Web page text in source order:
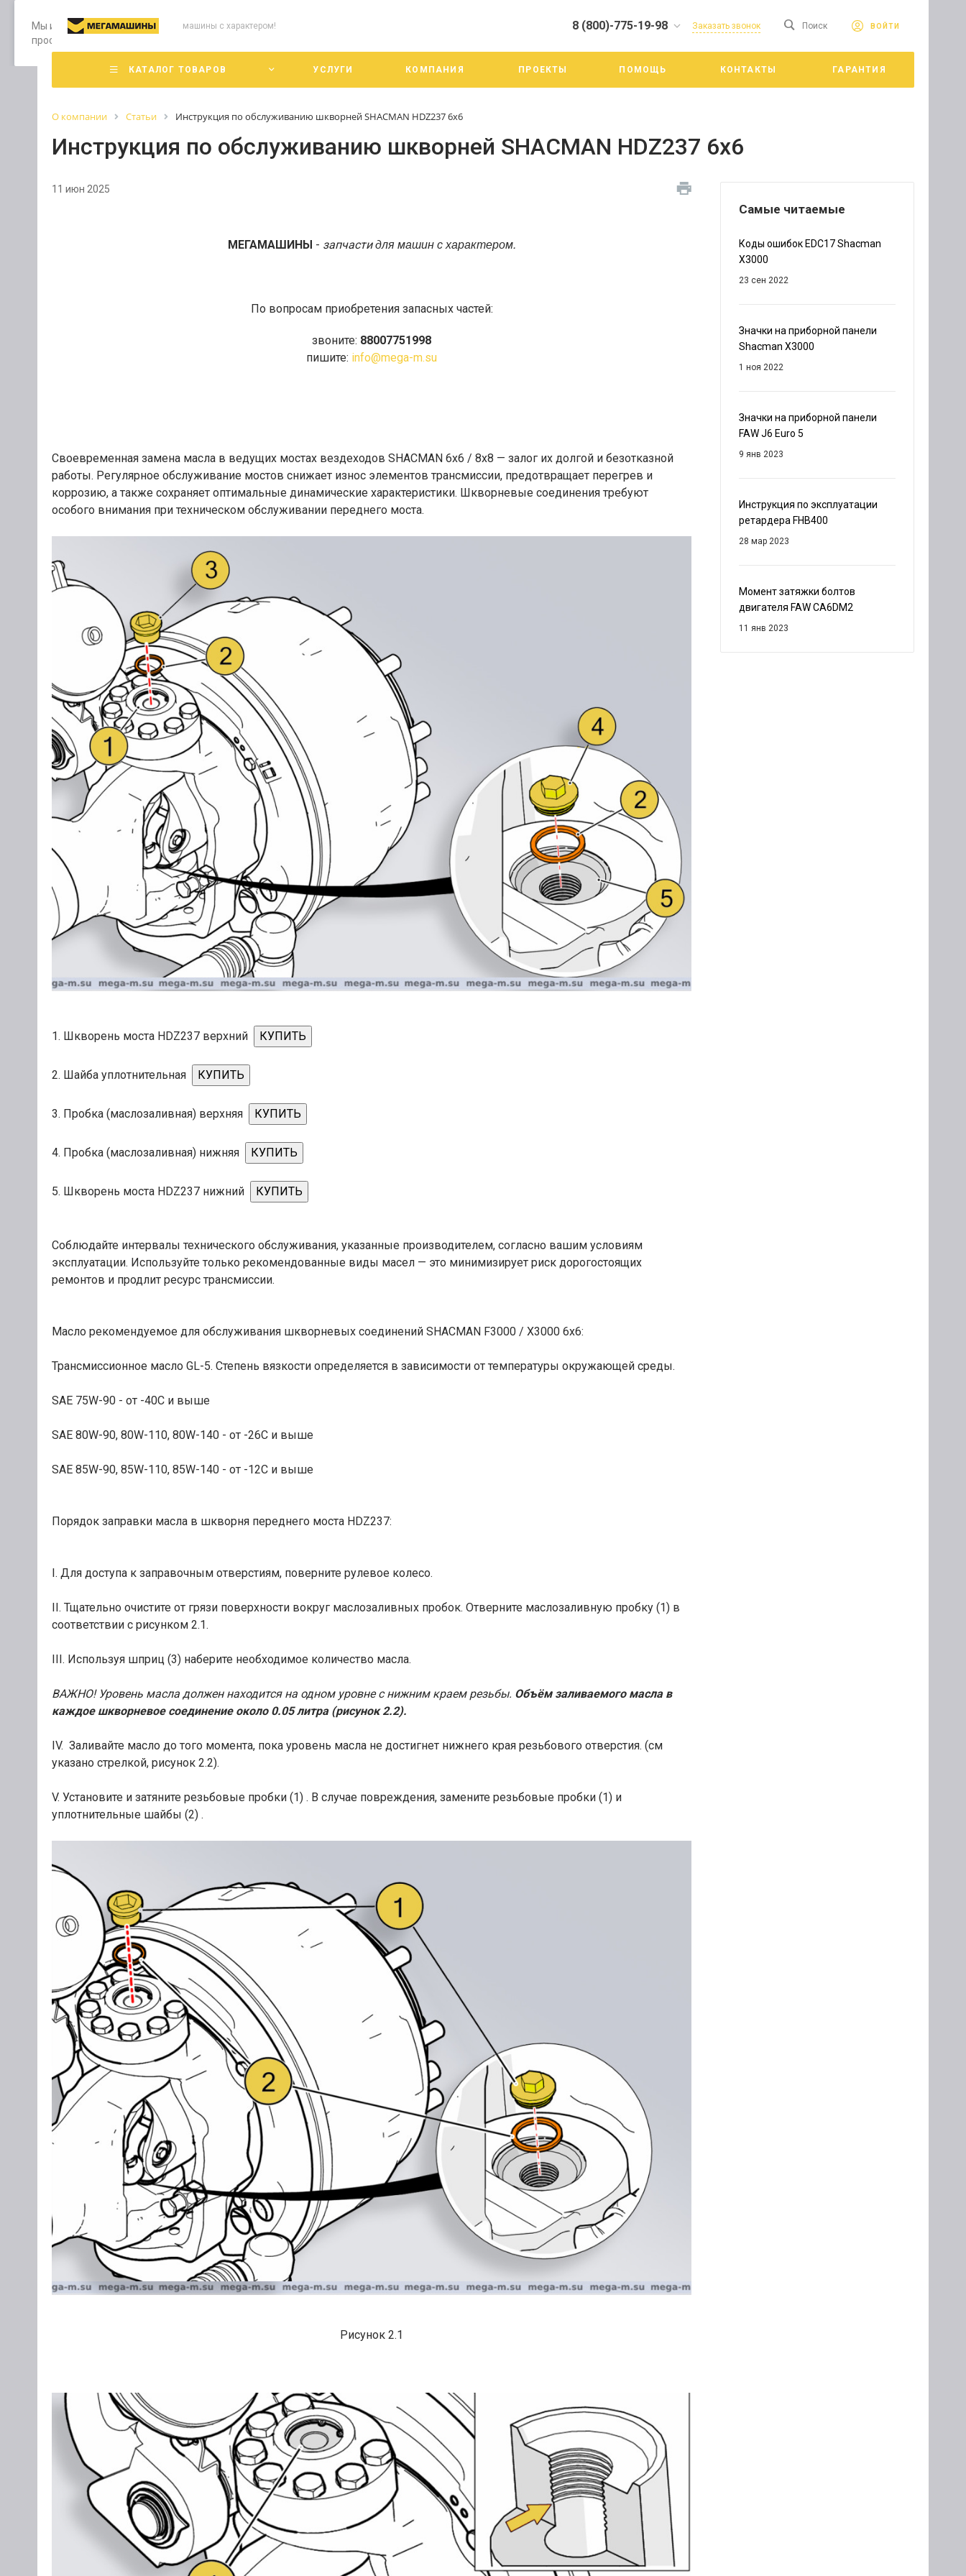
Мы используем файлы cookie, разработанные нашими специалистами и третьими лицами, для анализа событий на нашем веб-сайте. Продолжая
просмотр страниц нашего сайта, вы принимаете условия его использования. Более подробные сведения смотрите в Политике конфиденциальности
Принять
машины с характером! 8 (800)-775-19-98
г. Челябинск ул. Троицкий
тракт 20А/3
Заказать звонок Поиск ВОЙТИ
КАТАЛОГ ТОВАРОВ УСЛУГИ КОМПАНИЯ ПРОЕКТЫ ПОМОЩЬ КОНТАКТЫ ГАРАНТИЯ
О компании Статьи Инструкция по обслуживанию шкворней SHACMAN HDZ237 6x6
Инструкция по обслуживанию шкворней SHACMAN HDZ237 6x6
Самые читаемые
Коды ошибок EDC17 Shacman
X3000
23 сен 2022
Значки на приборной панели
Shacman X3000
1 ноя 2022
Значки на приборной панели
FAW J6 Euro 5
9 янв 2023
Инструкция по эксплуатации
ретардера FHB400
28 мар 2023
Момент затяжки болтов
двигателя FAW CA6DM2
11 янв 2023
11 июн 2025
МЕГАМАШИНЫ - запчастидля машин с характером.
По вопросам приобретения запасных частей:
звоните: 88007751998
пишите: info@mega-m.su
Своевременная замена масла в ведущих мостах вездеходов SHACMAN 6x6 / 8x8 — залог их долгой и безотказной
работы. Регулярное обслуживание мостов снижает износ элементов трансмиссии, предотвращает перегрев и
коррозию, а также сохраняет оптимальные динамические характеристики. Шкворневые соединения требуют
особого внимания при техническом обслуживании переднего моста.
1. Шкворень моста HDZ237 верхний КУПИТЬ
2. Шайба уплотнительная КУПИТЬ
3. Пробка (маслозаливная) верхняя КУПИТЬ
4. Пробка (маслозаливная) нижняя КУПИТЬ
5. Шкворень моста HDZ237 нижний КУПИТЬ
Соблюдайте интервалы технического обслуживания, указанные производителем, согласно вашим условиям
эксплуатации. Используйте только рекомендованные виды масел — это минимизирует риск дорогостоящих
ремонтов и продлит ресурс трансмиссии.
Масло рекомендуемое для обслуживания шкворневых соединений SHACMAN F3000 / X3000 6x6:
Трансмиссионное масло GL-5. Степень вязкости определяется в зависимости от температуры окружающей среды.
SAE 75W-90 - от -40С и выше
SAE 80W-90, 80W-110, 80W-140 - от -26С и выше
SAE 85W-90, 85W-110, 85W-140 - от -12С и выше
Порядок заправки масла в шкворня переднего моста HDZ237:
I. Для доступа к заправочным отверстиям, поверните рулевое колесо.
II. Тщательно очистите от грязи поверхности вокруг маслозаливных пробок. Отверните маслозаливную пробку (1) в
соответствии с рисунком 2.1.
III. Используя шприц (3) наберите необходимое количество масла.
ВАЖНО! Уровень масла должен находится на одном уровне с нижним краем резьбы. Объём заливаемого масла в
каждое шкворневое соединение около 0.05 литра (рисунок 2.2).
IV. Заливайте масло до того момента, пока уровень масла не достигнет нижнего края резьбового отверстия. (см
указано стрелкой, рисунок 2.2).
V. Установите и затяните резьбовые пробки (1) . В случае повреждения, замените резьбовые пробки (1) и
уплотнительные шайбы (2) .
Рисунок 2.1